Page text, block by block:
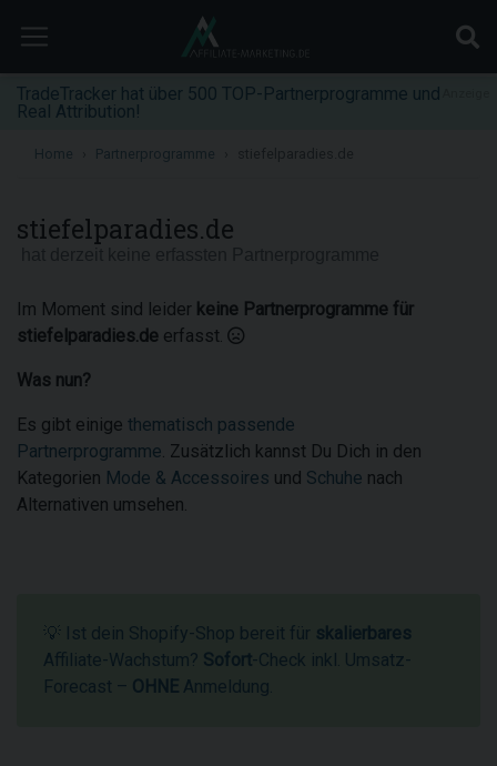
TradeTracker hat über 500 TOP-Partnerprogramme und
Real Attribution!
Home Partnerprogramme
stiefelparadies.de
Im Moment sind leider keine Partnerprogramme für
stiefelparadies.de erfasst.
Was nun?
Es gibt einige thematisch passende
Partnerprogramme. Zusätzlich kannst Du Dich in den
Kategorien Mode & Accessoires und Schuhe nach
Alternativen umsehen.
💡 Ist dein Shopify-Shop bereit für skalierbares
Affiliate-Wachstum? Sofort-Check inkl. Umsatz-
Forecast – OHNE Anmeldung.